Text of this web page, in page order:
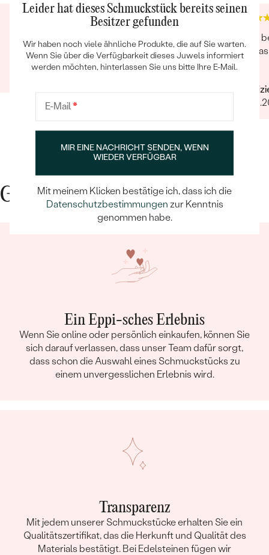
Verifizierter Kunde
Alles
auf
Gute Gründe für Eppi
Ein Eppi-sches Erlebnis
Wenn Sie online oder persönlich einkaufen, können Sie
sich darauf verlassen, dass unser Team dafür sorgt,
dass schon die Auswahl eines Schmuckstücks zu
einem unvergesslichen Erlebnis wird.
Transparenz
Mit jedem unserer Schmuckstücke erhalten Sie ein
Qualitätszertifikat, das die Herkunft und Qualität des
Materials bestätigt. Bei Edelsteinen fügen wir
Leider hat dieses Schmuckstück bereits seinen
Besitzer gefunden
Wir haben noch viele ähnliche Produkte, die auf Sie warten.
Wenn Sie über die Verfügbarkeit dieses Juwels informiert
werden möchten, hinterlassen Sie uns bitte Ihre E-Mail.
E-Mail*
MIR EINE NACHRICHT SENDEN, WENN
WIEDER VERFÜGBAR
Mit meinem Klicken bestätige ich, dass ich die
Datenschutzbestimmungen zur Kenntnis
genommen habe.